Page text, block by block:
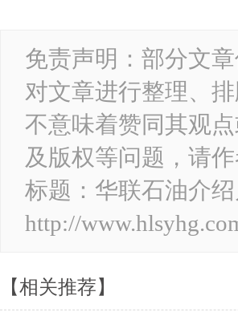
免责声明：部分文
对文章进行整理、
不意味着赞同其观
及版权等问题，请
标题：华联石油介
http://
【相关推荐】